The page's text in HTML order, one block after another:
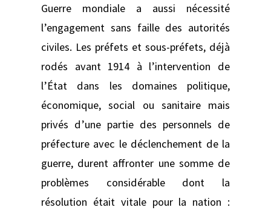
Guerre mondiale a aussi nécessité
l’engagement sans faille des autorités
civiles. Les préfets et sous-préfets, déjà
rodés avant 1914 à l’intervention de
l’État dans les domaines politique,
économique, social ou sanitaire mais
privés d’une partie des personnels de
préfecture avec le déclenchement de la
guerre, durent affronter une somme de
problèmes considérable dont la
résolution était vitale pour la nation :